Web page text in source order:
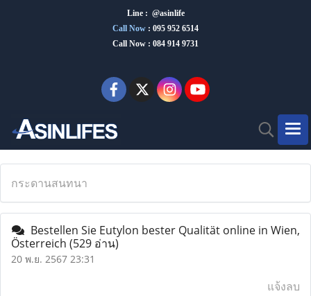
Line : @asinlife
Call Now : 095 952 6514
Call Now : 084 914 9731
กระดานสนทนา
Bestellen Sie Eutylon bester Qualität online in Wien,
Österreich (529 อ่าน)
20 พ.ย. 2567 23:31
แจ้งลบ